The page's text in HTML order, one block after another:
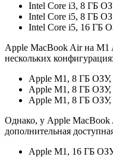
Intel Core i3, 8 ГБ
Intel Core i5, 8 ГБ
Intel Core i5, 16 ГБ
Apple MacBook Air на M1
нескольких
Apple M1, 8 ГБ
Apple M1, 8 ГБ ОЗУ,
Apple M1, 8 ГБ
Однако, у Apple MacBook
дополнительная
Apple M1, 16 ГБ